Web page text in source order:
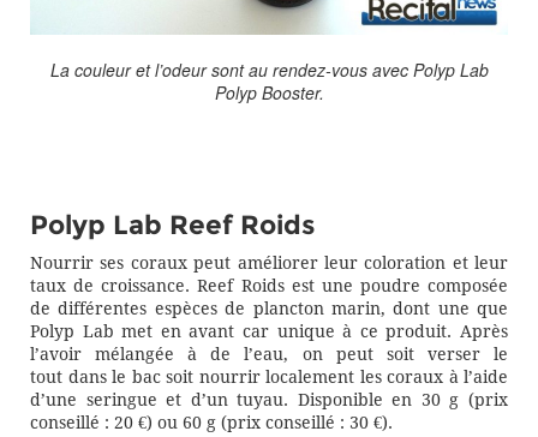
La couleur et l’odeur sont au rendez-vous avec Polyp Lab
Polyp Booster.
Polyp Lab Reef Roids
Nourrir ses coraux peut améliorer leur coloration et leur
taux de croissance. Reef Roids est une poudre composée
de différentes espèces de plancton marin, dont une que
Polyp Lab met en avant car unique à ce produit. Après
l’avoir mélangée à de l’eau, on peut soit verser le
tout dans le bac soit nourrir localement les coraux à l’aide
d’une seringue et d’un tuyau. Disponible en 30 g (prix
conseillé : 20 €) ou 60 g (prix conseillé : 30 €).